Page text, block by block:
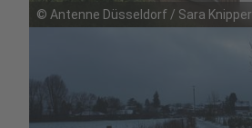
© Antenne Düsseldorf / Sara Knipper